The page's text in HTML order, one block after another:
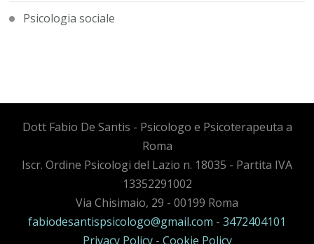
Psicologia sociale
Dott Fabio De Santis - Psicologo e Psicoterapeuta a
Roma
Iscr. Ordine Psicologi del Lazio n. 18035 - Partita IVA
13352291002
Via Chisimaio, 29 - 00199 Roma
fabiodesantispsicologo@gmail.com - 3472404101
Privacy Policy- Cookie Policy